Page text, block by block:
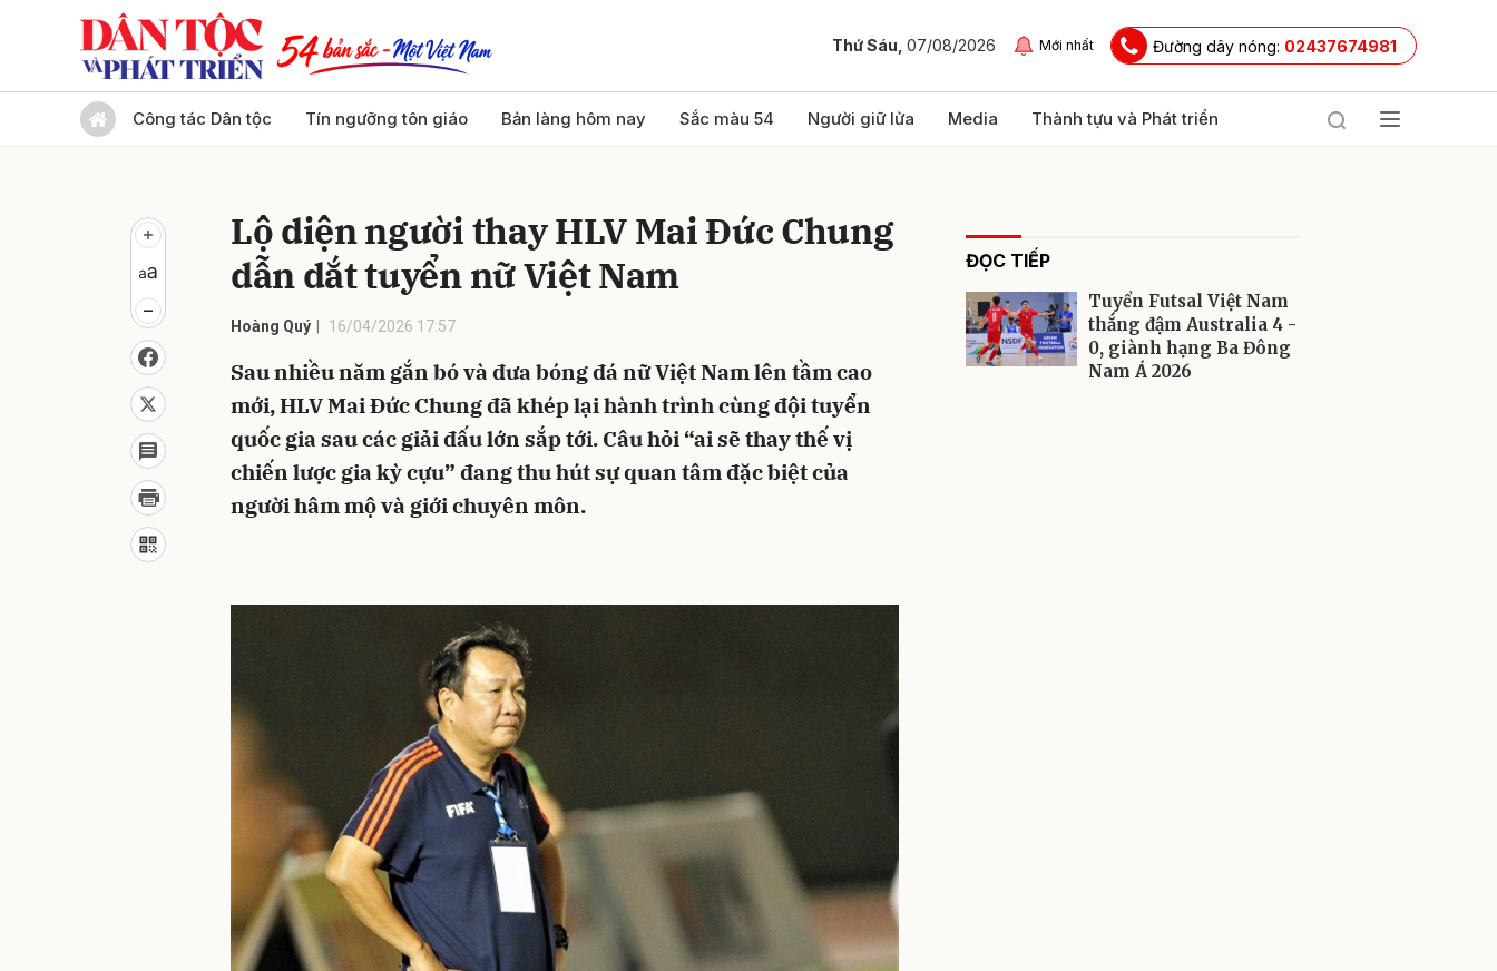
Thứ Sáu, 07/08/2026 Mới nhất Đường dây nóng: 02437674981
Công tác Dân tộc Tín ngưỡng tôn giáo Bản làng hôm nay Sắc màu 54 Người giữ lửa Media Thành tựu và Phát triển
Lộ diện người thay HLV Mai Đức Chung
dẫn dắt tuyển nữ Việt Nam
Hoàng Quý 16/04/2026 17:57
Sau nhiều năm gắn bó và đưa bóng đá nữ Việt Nam lên tầm cao
mới, HLV Mai Đức Chung đã khép lại hành trình cùng đội tuyển
quốc gia sau các giải đấu lớn sắp tới. Câu hỏi “ai sẽ thay thế vị
chiến lược gia kỳ cựu” đang thu hút sự quan tâm đặc biệt của
người hâm mộ và giới chuyên môn.
ĐỌC TIẾP
Tuyển Futsal Việt Nam
thắng đậm Australia 4 -
0, giành hạng Ba Đông
Nam Á 2026
Gửi bình luận
Gửi